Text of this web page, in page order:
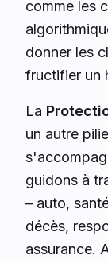
comme les
donner les
fructifier un
La
un autre
guidons à
– auto,
décès,
assurance.